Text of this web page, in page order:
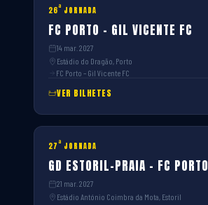
26ª JORNADA
FC PORTO – GIL VICENTE FC
14 mar. 2027
Estádio do Dragão, Porto
FC Porto – Gil Vicente FC
VER BILHETES
27 ª JORNADA
GD ESTORIL-PRAIA – FC PORTO
21 mar. 2027
Estádio António Coimbra da Mota, Estoril